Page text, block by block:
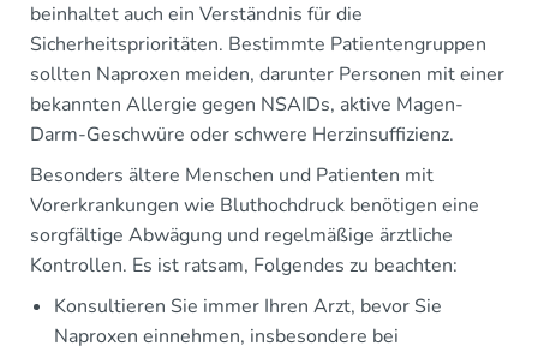
beinhaltet auch ein Verständnis für die
Sicherheitsprioritäten. Bestimmte Patientengruppen
sollten Naproxen meiden, darunter Personen mit einer
bekannten Allergie gegen NSAIDs, aktive Magen-
Darm-Geschwüre oder schwere Herzinsuffizienz.
Besonders ältere Menschen und Patienten mit
Vorerkrankungen wie Bluthochdruck benötigen eine
sorgfältige Abwägung und regelmäßige ärztliche
Kontrollen. Es ist ratsam, Folgendes zu beachten:
Konsultieren Sie immer Ihren Arzt, bevor Sie
Naproxen einnehmen, insbesondere bei